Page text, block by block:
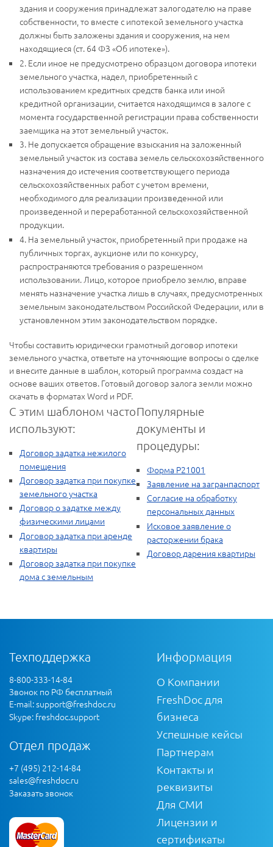
здания и сооружения принадлежат залогодателю на праве
собственности, то вместе с ипотекой земельного участка
должны быть заложены здания и сооружения, на нем
находящиеся (ст. 64 ФЗ «Об ипотеке»).
2. Если иное не предусмотрено образцом договора ипотеки
земельного участка, надел, приобретенный с
использованием кредитных средств банка или иной
кредитной организации, считается находящимся в залоге с
момента государственной регистрации права собственности
заемщика на этот земельный участок.
3. Не допускается обращение взыскания на заложенный
земельный участок из состава земель сельскохозяйственного
назначения до истечения соответствующего периода
сельскохозяйственных работ с учетом времени,
необходимого для реализации произведенной или
произведенной и переработанной сельскохозяйственной
продукции.
4. На земельный участок, приобретенный при продаже на
публичных торгах, аукционе или по конкурсу,
распространяются требования о разрешенном
использовании. Лицо, которое приобрело землю, вправе
менять назначение участка лишь в случаях, предусмотренных
земельным законодательством Российской Федерации, или в
установленном этим законодательством порядке.
Чтобы составить юридически грамотный договор ипотеки
земельного участка, ответьте на уточняющие вопросы о сделке
и внесите данные в шаблон, который программа создаст на
основе ваших ответов. Готовый договор залога земли можно
скачать в форматах Word и PDF.
С этим шаблоном часто
используют:
Договор задатка нежилого
помещения
Договор задатка при покупке
земельного участка
Договор о задатке между
физическими лицами
Договор задатка при аренде
квартиры
Договор задатка при покупке
дома с земельным
Популярные
документы и
процедуры:
Форма Р21001
Заявление на загранпаспорт
Согласие на обработку
персональных данных
Исковое заявление о
расторжении брака
Договор дарения квартиры
Техподдержка
8-800-333-14-84
Звонок по РФ бесплатный
E-mail:support@freshdoc.ru
Skype: freshdoc.support
Отдел продаж
+7 (495) 212-14-84
sales@freshdoc.ru
Заказать звонок
Информация
О Компании
FreshDoc для
бизнеса
Успешные кейсы
Партнерам
Контакты и
реквизиты
Для СМИ
Лицензии и
сертификаты